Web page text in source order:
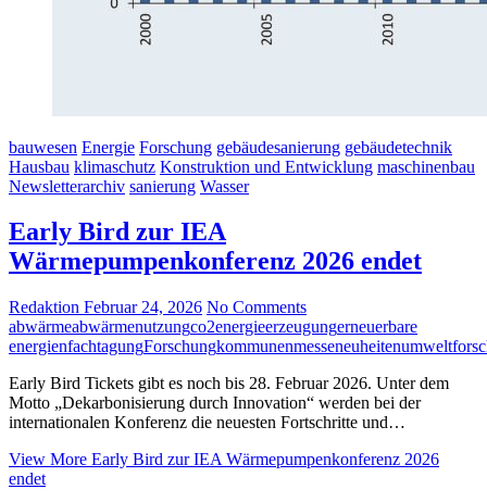
bauwesen Energie Forschung gebäudesanierung gebäudetechnik
Hausbau klimaschutz Konstruktion und Entwicklung maschinenbau
Newsletterarchiv sanierung Wasser
Early Bird zur IEA
Wärmepumpenkonferenz 2026 endet
Redaktion Februar 24, 2026 No Comments
abwärmeabwärmenutzungco2energieerzeugungerneuerbare
energienfachtagungForschungkommunenmesseneuheiten
Early Bird Tickets gibt es noch bis 28. Februar 2026. Unter dem
Motto „Dekarbonisierung durch Innovation“ werden bei der
internationalen Konferenz die neuesten Fortschritte und…
View More Early Bird zur IEA Wärmepumpenkonferenz 2026
endet